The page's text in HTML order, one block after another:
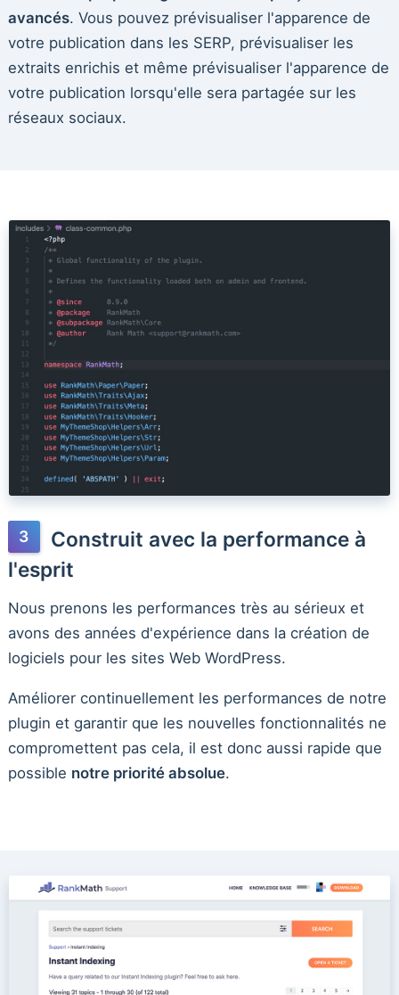
avancés. Vous pouvez prévisualiser l'apparence de
votre publication dans les SERP, prévisualiser les
extraits enrichis et même prévisualiser l'apparence de
votre publication lorsqu'elle sera partagée sur les
réseaux sociaux.
Construit avec la performance à
l'esprit
Nous prenons les performances très au sérieux et
avons des années d'expérience dans la création de
logiciels pour les sites Web WordPress.
Améliorer continuellement les performances de notre
plugin et garantir que les nouvelles fonctionnalités ne
compromettent pas cela, il est donc aussi rapide que
possible notre priorité absolue.